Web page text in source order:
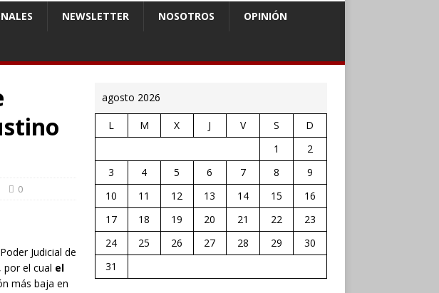
NEWSLETTER NOSOTROS OPINIÓN
0
Judicial de
por el cual el
más baja en
agosto 2026
L M X J V S
D
1
2
3
4 5 6 7 8
9
10
11 12 13 14 15
16
17
18 19 20 21 22
23
24
25 26 27 28 29
30
31